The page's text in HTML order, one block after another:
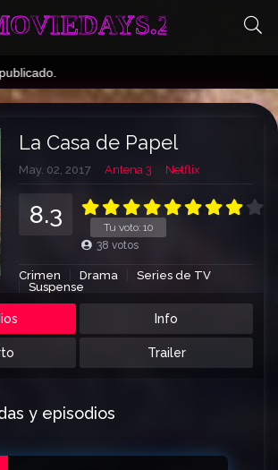
La Casa de Papel
May. 02, 2017 Antena 3 Netflix
Tu voto: 10
8.3
38 votos
Crimen Drama
Series de TV
Suspense
Info
Trailer
y episodios